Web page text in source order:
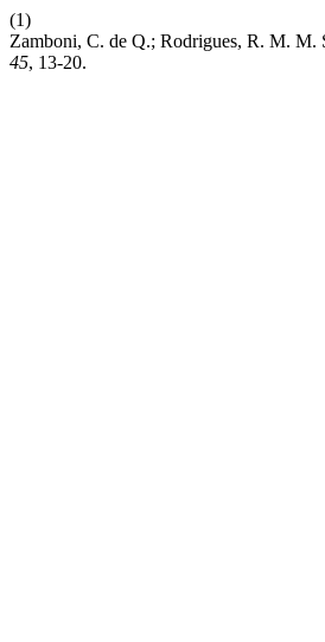
(1)
Zamboni, C. de Q.; Rodrigues, R. M. M.
45, 13-20.